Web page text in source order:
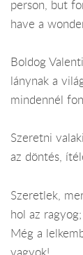
person, but
have a
Boldog
lánynak a
mindennél
Szeretni
az döntés,
Szeretlek,
hol az ragyog;
Még a
vagyok!